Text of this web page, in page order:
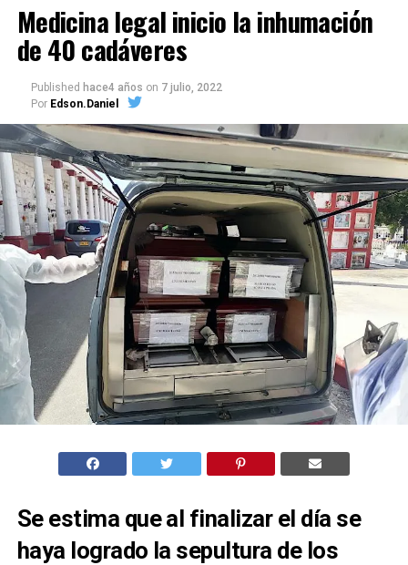
Medicina legal inicio la inhumación
de 40 cadáveres
Published hace4 años on 7 julio, 2022
Por Edson.Daniel
Se estima que al finalizar el día se
haya logrado la sepultura de los